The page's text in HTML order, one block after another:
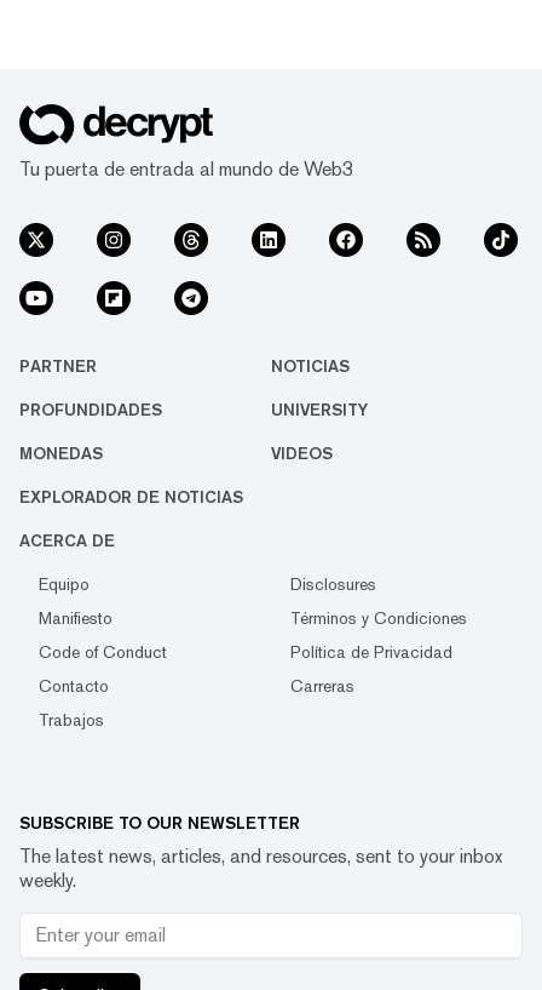
Tu puerta de entrada al mundo de Web3
PARTNER NOTICIAS
PROFUNDIDADES UNIVERSITY
MONEDAS VIDEOS
EXPLORADOR DE NOTICIAS
ACERCA DE
Equipo
Disclosures
Manifiesto
Términos y Condiciones
Code of Conduct
Política de Privacidad
Contacto
Carreras
Trabajos
SUBSCRIBE TO OUR NEWSLETTER
The latest news, articles, and resources, sent to your inbox
weekly.